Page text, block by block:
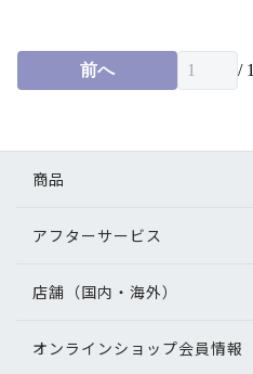
前へ / 1
商品
メガネ
サングラス
補聴器
アフターサービス
アフターサービス
メガネの不具合、修理について
店舗（国内・海外）
店舗検索
オンラインショップ会員情報